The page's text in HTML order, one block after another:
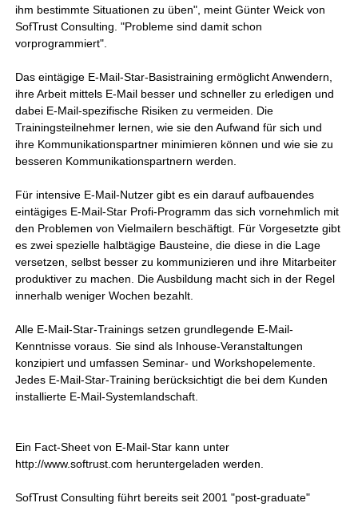
ihm bestimmte Situationen zu üben", meint Günter Weick von
SofTrust Consulting. "Probleme sind damit schon
vorprogrammiert".
Das eintägige E-Mail-Star-Basistraining ermöglicht Anwendern,
ihre Arbeit mittels E-Mail besser und schneller zu erledigen und
dabei E-Mail-spezifische Risiken zu vermeiden. Die
Trainingsteilnehmer lernen, wie sie den Aufwand für sich und
ihre Kommunikationspartner minimieren können und wie sie zu
besseren Kommunikationspartnern werden.
Für intensive E-Mail-Nutzer gibt es ein darauf aufbauendes
eintägiges E-Mail-Star Profi-Programm das sich vornehmlich mit
den Problemen von Vielmailern beschäftigt. Für Vorgesetzte gibt
es zwei spezielle halbtägige Bausteine, die diese in die Lage
versetzen, selbst besser zu kommunizieren und ihre Mitarbeiter
produktiver zu machen. Die Ausbildung macht sich in der Regel
innerhalb weniger Wochen bezahlt.
Alle E-Mail-Star-Trainings setzen grundlegende E-Mail-
Kenntnisse voraus. Sie sind als Inhouse-Veranstaltungen
konzipiert und umfassen Seminar- und Workshopelemente.
Jedes E-Mail-Star-Training berücksichtigt die bei dem Kunden
installierte E-Mail-Systemlandschaft.
Ein Fact-Sheet von E-Mail-Star kann unter
http://www.softrust.com heruntergeladen werden.
SofTrust Consulting führt bereits seit 2001 "post-graduate"